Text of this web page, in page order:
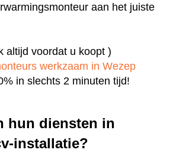
aan het juiste
altijd voordat u koopt )
werkzaam in Wezep
in slechts 2 minuten tijd!
hun diensten in
installatie?